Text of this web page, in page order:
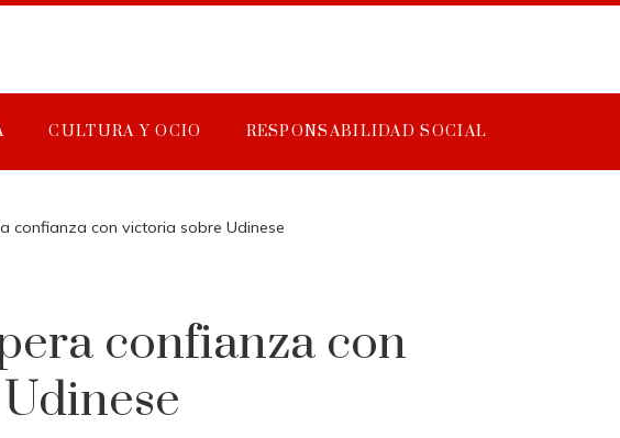
CULTURA Y OCIO RESPONSABILIDAD SOCIAL
confianza con victoria sobre Udinese
confianza con